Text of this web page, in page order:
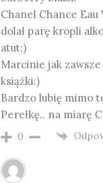
Chanel Chance Eau
dolał parę kropli
atut;)
Marcinie jak
książki:)
Bardzo lubię mimo
Perełkę.. na miarę
0